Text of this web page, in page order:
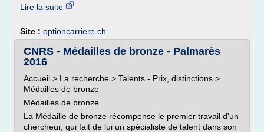
Lire la suite
Site : optioncarriere.ch
CNRS - Médailles de bronze - Palmarès
2016
Accueil > La recherche > Talents - Prix, distinctions >
Médailles de bronze
Médailles de bronze
La Médaille de bronze récompense le premier travail d'un
chercheur, qui fait de lui un spécialiste de talent dans son